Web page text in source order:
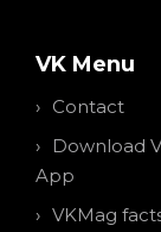
VK Menu
Contact
Download
App
VKMag